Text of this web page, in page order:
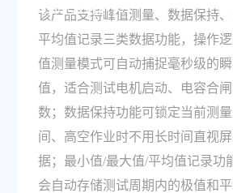
具体怎么操作？
该产品支持峰值测量、数据保持
平均值记录三类数据功能，操作
值测量模式可自动捕捉毫秒级的
值，适合测试电机启动、电容合
数；数据保持功能可锁定当前测
间、高空作业时不用长时间直视
据；最小值/最大值/平均值记录功
会自动存储测试周期内的极值和